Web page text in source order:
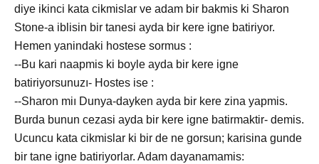
diye ikinci kata cikmislar ve adam bir bakmis ki Sharon
Stone-a iblisin bir tanesi ayda bir kere igne batiriyor.
Hemen yanindaki hostese sormus :
--Bu kari naapmis ki boyle ayda bir kere igne
batiriyorsunuzı- Hostes ise :
--Sharon miı Dunya-dayken ayda bir kere zina yapmis.
Burda bunun cezasi ayda bir kere igne batirmaktir- demis.
Ucuncu kata cikmislar ki bir de ne gorsun; karisina gunde
bir tane igne batiriyorlar. Adam dayanamamis: